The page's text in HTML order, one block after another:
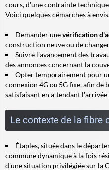
cours, d'une contrainte
Voici quelques démarches à
Demander unevérification
construction neuve ou de
Suivre l'avancement des
des annonces concernant la
Opter temporairement pour
connexion 4G ou 5G fixe, afin de
satisfaisant en attendant l'arrivée
Le contexte de la fibre
Étaples, située dans le
commune dynamique à la fois
d'une situation privilégiée sur la